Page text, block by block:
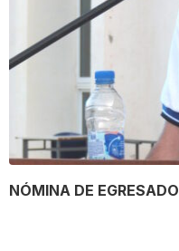
NÓMINA DE